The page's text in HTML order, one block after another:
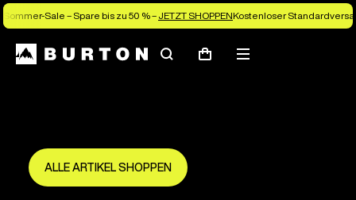
Sommer-Sale – Spare bis zu 50 % – JETZT SHOPPENKostenloser
SuchenWarenkorb
Menü
Spare bis zu 50 %
ALLE ARTIKEL SHOPPEN